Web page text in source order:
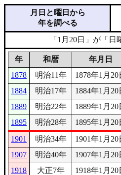
月日と曜日から
年を調べる
「1月20日」が「
年 和暦 年月日
1878
明治11年 1878年1月20
1884
明治17年 1884年1月20
1889
明治22年 1889年1月20
1895
明治28年 1895年1月20
1901
明治34年 1901年1月20
1907
明治40年 1907年1月20
1918
大正7年 1918年1月20